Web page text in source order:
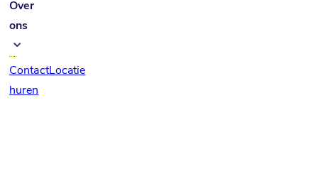
Over
ons
ContactLocatie
huren